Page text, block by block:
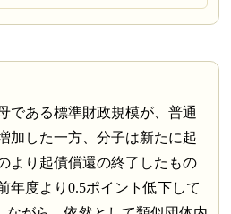
である標準財政規模が、普通
加した一方、分子は新たに起
より起債償還の終了したもの
年度より0.5ポイント低下して